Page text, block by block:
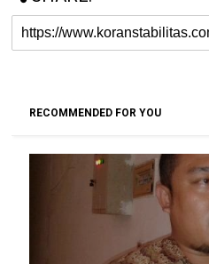
RECOMMENDED FOR YOU